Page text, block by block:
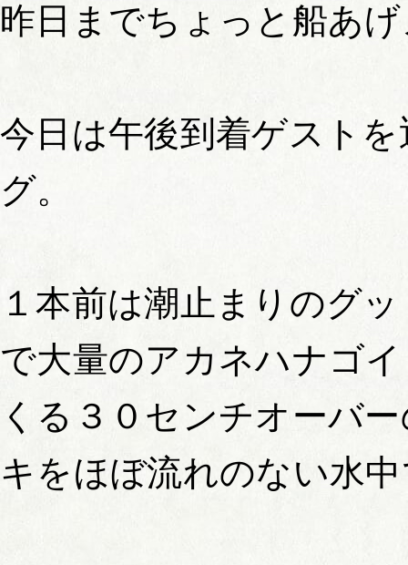
昨日までちょっと船あ
今日は午後到着ゲスト
グ。
１本前は潮止まりのグ
で大量のアカネハナゴ
くる３０センチオーバ
キをほぼ流れのない水